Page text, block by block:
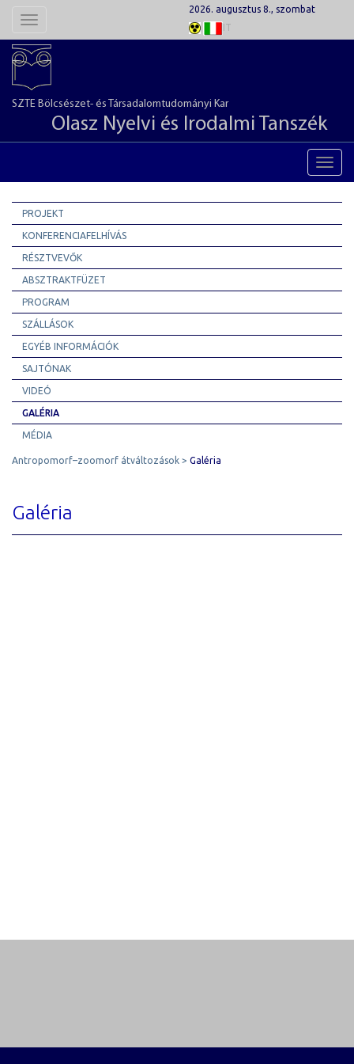
Toggle
2026. augusztus 8., szombat
IT
SZTE Bölcsészet- és Társadalomtudományi Kar
Olasz Nyelvi és Irodalmi Tanszék
PROJEKT
KONFERENCIAFELHÍVÁS
RÉSZTVEVŐK
ABSZTRAKTFÜZET
PROGRAM
SZÁLLÁSOK
EGYÉB INFORMÁCIÓK
SAJTÓNAK
VIDEÓ
GALÉRIA
MÉDIA
Antropomorf–zoomorf átváltozások Galéria
Galéria